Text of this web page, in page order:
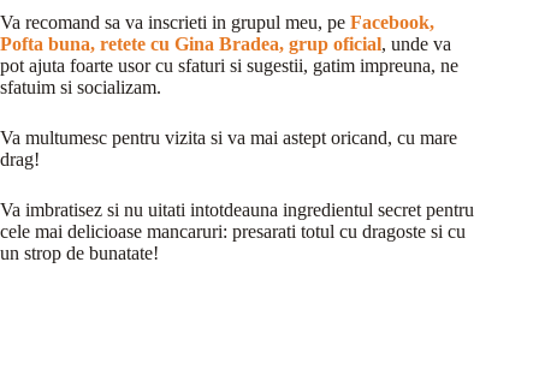
Va recomand sa va inscrieti in grupul meu, pe Facebook,
Pofta buna, retete cu Gina Bradea, grup oficial, unde va
pot ajuta foarte usor cu sfaturi si sugestii, gatim impreuna, ne
sfatuim si socializam.
Va multumesc pentru vizita si va mai astept oricand, cu mare
drag!
Va imbratisez si nu uitati intotdeauna ingredientul secret pentru
cele mai delicioase mancaruri: presarati totul cu dragoste si cu
un strop de bunatate!